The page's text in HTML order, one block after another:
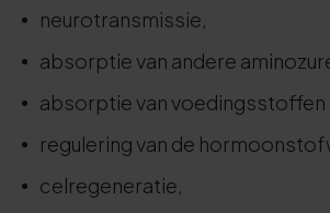
neurotransmissie,
absorptie van andere
absorptie van voedingsstoffen
regulering van de
celregeneratie,